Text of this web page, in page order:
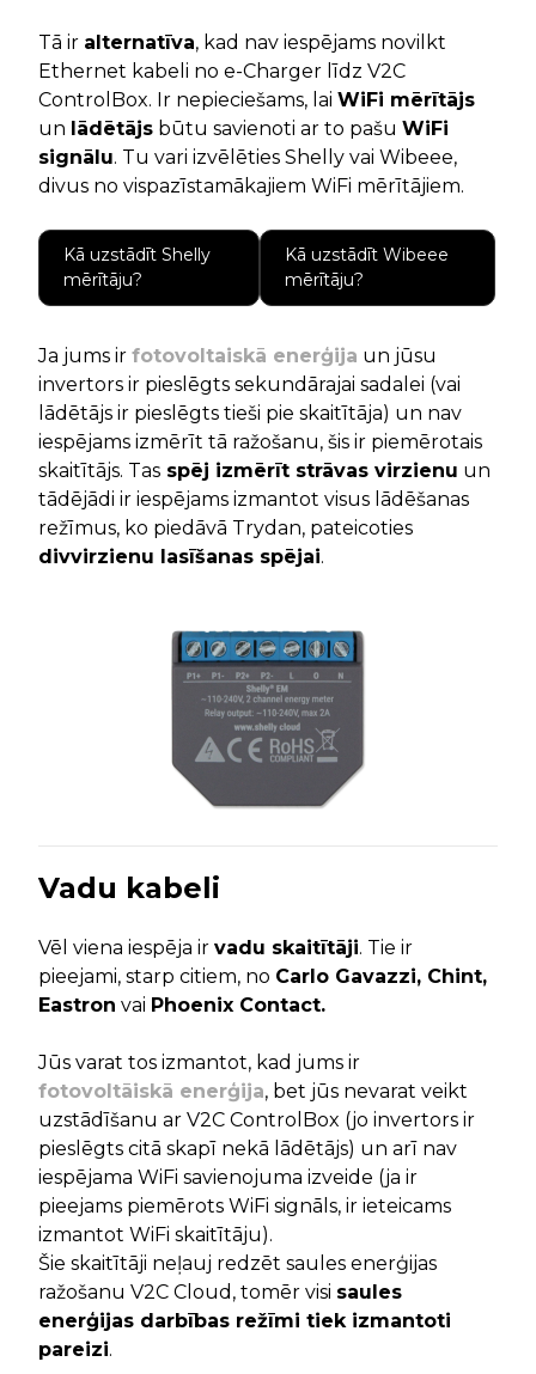
Tā ir alternatīva, kad nav iespējams novilkt
Ethernet kabeli no e-Charger līdz V2C
ControlBox. Ir nepieciešams, lai WiFi mērītājs
un lādētājs būtu savienoti ar to pašu WiFi
signālu. Tu vari izvēlēties Shelly vai Wibeee,
divus no vispazīstamākajiem WiFi mērītājiem.
Kā uzstādīt Shelly
mērītāju?
Kā uzstādīt Wibeee
mērītāju?
Ja jums ir fotovoltaiskā enerģija un jūsu
invertors ir pieslēgts sekundārajai sadalei (vai
lādētājs ir pieslēgts tieši pie skaitītāja) un nav
iespējams izmērīt tā ražošanu, šis ir piemērotais
skaitītājs. Tas spēj izmērīt strāvas virzienu un
tādējādi ir iespējams izmantot visus lādēšanas
režīmus, ko piedāvā Trydan, pateicoties
divvirzienu lasīšanas spējai.
Vadu kabeli
Vēl viena iespēja ir vadu skaitītāji. Tie ir
pieejami, starp citiem, no Carlo Gavazzi, Chint,
Eastron vai Phoenix Contact.
Jūs varat tos izmantot, kad jums ir
fotovoltāiskā enerģija, bet jūs nevarat veikt
uzstādīšanu ar V2C ControlBox (jo invertors ir
pieslēgts citā skapī nekā lādētājs) un arī nav
iespējama WiFi savienojuma izveide (ja ir
pieejams piemērots WiFi signāls, ir ieteicams
izmantot WiFi skaitītāju).
Šie skaitītāji neļauj redzēt saules enerģijas
ražošanu V2C Cloud, tomēr visi saules
enerģijas darbības režīmi tiek izmantoti
pareizi.